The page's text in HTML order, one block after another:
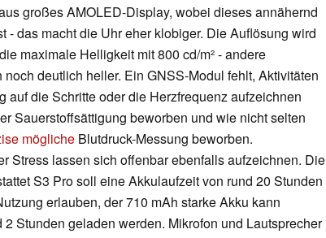
großes AMOLED-Display, wobei dieses annähernd
- das macht die Uhr eher klobiger. Die Auflösung wird
maximale Helligkeit mit 800 cd/m² - andere
deutlich heller. Ein GNSS-Modul fehlt, Aktivitäten
auf die Schritte oder die Herzfrequenz aufzeichnen
Sauerstoffsättigung beworben und wie nicht selten
mögliche Blutdruck-Messung beworben.
Stress lassen sich offenbar ebenfalls aufzeichnen. Die
S3 Pro soll eine Akkulaufzeit von rund 20 Stunden
erlauben, der 710 mAh starke Akku kann
Stunden geladen werden. Mikrofon und Lautsprecher